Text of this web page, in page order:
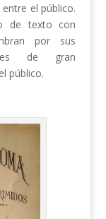
el público.
de texto con
por sus
de gran
público.